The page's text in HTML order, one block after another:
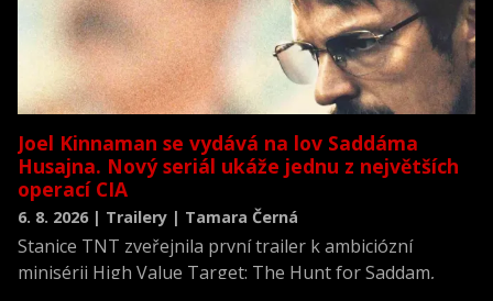
Joel Kinnaman se vydává na lov Saddáma
Husajna. Nový seriál ukáže jednu z největších
operací CIA
6. 8. 2026 | Trailery | Tamara Černá
Stanice TNT zveřejnila první trailer k ambiciózní
minisérii High Value Target: The Hunt for Saddam,